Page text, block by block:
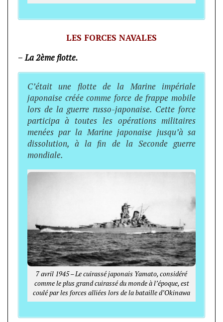
LES FORCES NAVALES
–La 2ème flotte.
C’était une flotte de la Marine impériale
japonaise créée comme force de frappe mobile
lors de la guerre russo-japonaise. Cette force
participa à toutes les opérations militaires
menées par la Marine japonaise jusqu’à sa
dissolution, à la fin de la Seconde guerre
mondiale.
7 avril 1945 – Le cuirassé japonais Yamato, considéré
comme le plus grand cuirassé du monde à l’époque, est
coulé par les forces alliées lors de la bataille d’Okinawa